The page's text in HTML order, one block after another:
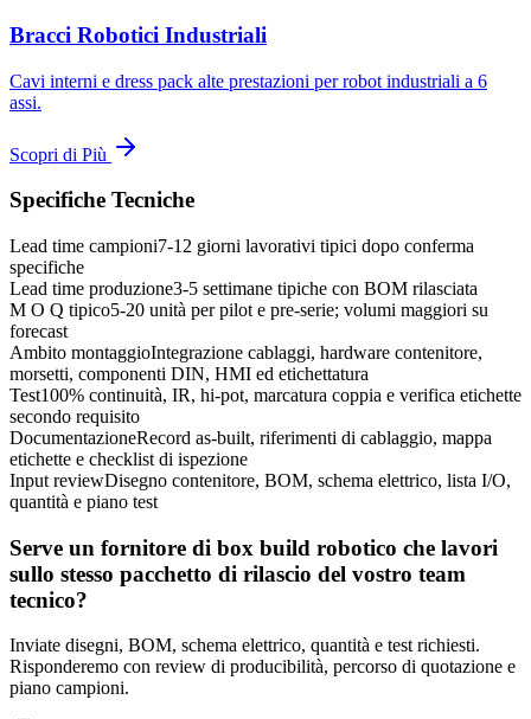
Bracci Robotici Industriali
Cavi interni e dress pack alte prestazioni per robot industriali a 6
assi.
Scopri di Più
Specifiche Tecniche
Lead time campioni7-12 giorni lavorativi tipici dopo conferma
specifiche
Lead time produzione3-5 settimane tipiche con BOM rilasciata
M O Q tipico5-20 unità per pilot e pre-serie; volumi maggiori su
forecast
Ambito montaggioIntegrazione cablaggi, hardware contenitore,
morsetti, componenti DIN, HMI ed etichettatura
Test100% continuità, IR, hi-pot, marcatura coppia e verifica etichette
secondo requisito
DocumentazioneRecord as-built, riferimenti di cablaggio, mappa
etichette e checklist di ispezione
Input reviewDisegno contenitore, BOM, schema elettrico, lista I/O,
quantità e piano test
Serve un fornitore di box build robotico che lavori
sullo stesso pacchetto di rilascio del vostro team
tecnico?
Inviate disegni, BOM, schema elettrico, quantità e test richiesti.
Risponderemo con review di producibilità, percorso di quotazione e
piano campioni.